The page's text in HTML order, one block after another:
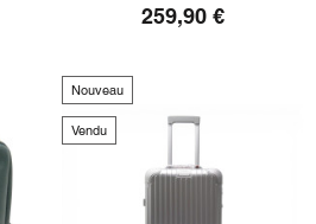
259,90 €
Nouveau
Vendu